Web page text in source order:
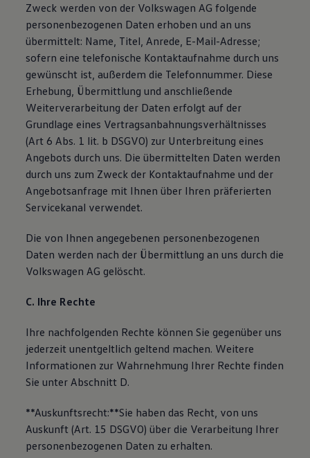
Zweck werden von der Volkswagen AG folgende
personenbezogenen Daten erhoben und an uns
übermittelt: Name, Titel, Anrede, E-Mail-Adresse;
sofern eine telefonische Kontaktaufnahme durch uns
gewünscht ist, außerdem die Telefonnummer. Diese
Erhebung, Übermittlung und anschließende
Weiterverarbeitung der Daten erfolgt auf der
Grundlage eines Vertragsanbahnungsverhältnisses
(Art 6 Abs. 1 lit. b DSGVO) zur Unterbreitung eines
Angebots durch uns. Die übermittelten Daten werden
durch uns zum Zweck der Kontaktaufnahme und der
Angebotsanfrage mit Ihnen über Ihren präferierten
Servicekanal verwendet.
Die von Ihnen angegebenen personenbezogenen
Daten werden nach der Übermittlung an uns durch die
Volkswagen AG gelöscht.
C. Ihre Rechte
Ihre nachfolgenden Rechte können Sie gegenüber uns
jederzeit unentgeltlich geltend machen. Weitere
Informationen zur Wahrnehmung Ihrer Rechte finden
Sie unter Abschnitt D.
**Auskunftsrecht:**Sie haben das Recht, von uns
Auskunft (Art. 15 DSGVO) über die Verarbeitung Ihrer
personenbezogenen Daten zu erhalten.